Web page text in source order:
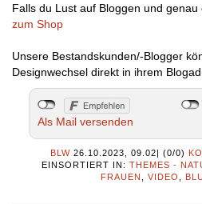
Falls du Lust auf Bloggen und genau
zum Shop
Unsere Bestandskunden/-Blogger
Designwechsel direkt in ihrem
Als Mail versenden
BLW 26.10.2023, 09.02| (0/0)
EINSORTIERT IN: THEMES -
FRAUEN
VIDEO